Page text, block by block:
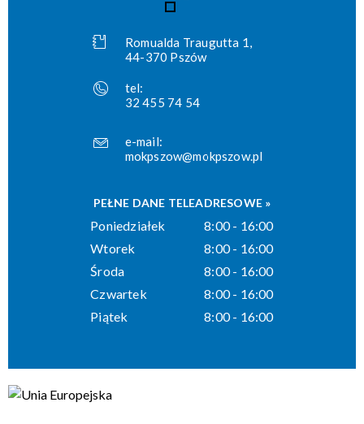
Romualda Traugutta 1,
44-370 Pszów
tel:
32 455 74 54
e-mail:
mokpszow@mokpszow.pl
PEŁNE DANE TELEADRESOWE »
Poniedziałek
8:00 - 16:00
Wtorek
8:00 - 16:00
Środa
8:00 - 16:00
Czwartek
8:00 - 16:00
Piątek
8:00 - 16:00